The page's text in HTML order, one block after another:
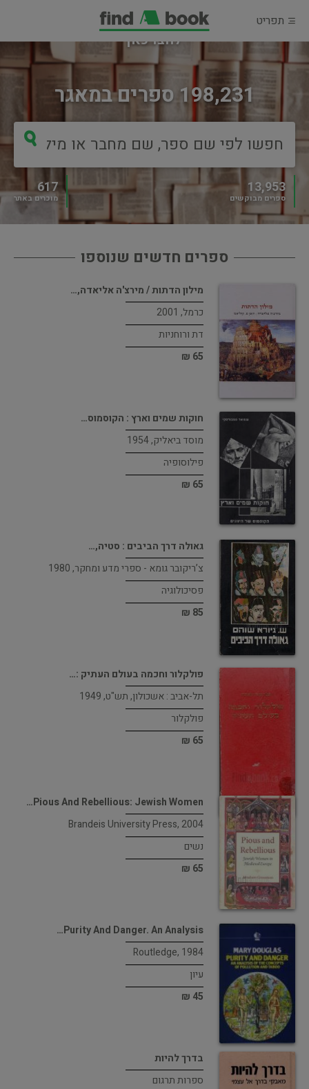
תפריט
198,231 ספרים במאגר
13,953
ספרים מבוקשים
617
מוכרים באתר
מוכרים ספר?
לחצו כאן
ספרים חדשים שנוספו
מילון הדתות / מירצ'ה אליאדה,…
כרמל, 2001
דת ורוחניות
65 ₪
חוקות שמים וארץ : הקוסמוס…
מוסד ביאליק, 1954
פילוסופיה
65 ₪
גאולה דרך הביבים : סטיה,…
צ’ריקובר גומא - ספרי מדע ומחקר, 1980
פסיכולוגיה
85 ₪
פולקלור וחכמה בעולם העתיק :…
תל-אביב : אשכולון, תש"ט, 1949
פולקלור
65 ₪
Pious And Rebellious: Jewish Women…
Brandeis University Press, 2004
נשים
65 ₪
Purity And Danger. An Analysis…
Routledge, 1984
עיון
45 ₪
בדרך להיות
ספרות תרגום